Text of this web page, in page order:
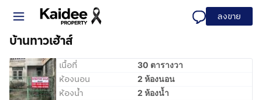
ลงขาย
บ้านทาวเฮ้าส์
เนื้อที่ 30 ตารางวา
ห้องนอน 2 ห้องนอน
ห้องน้ำ 2 ห้องน้ำ